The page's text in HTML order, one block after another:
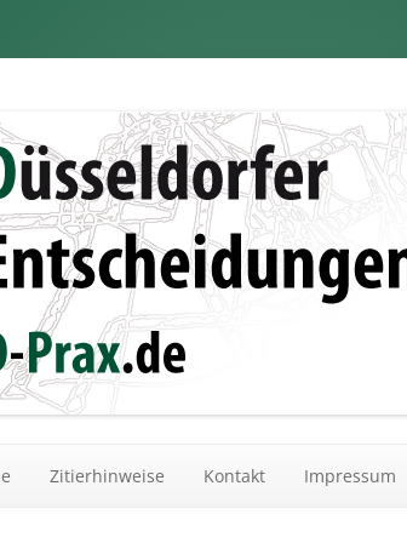
Zitierhinweise Kontakt Impressum